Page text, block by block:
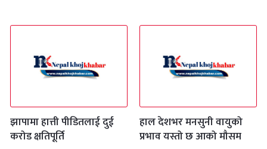
झापामा हात्ती पीडितलाई दुई
करोड क्षतिपूर्ति
हाल देशभर मनसुनी वायुको
प्रभाव यस्तो छ आको मौसम